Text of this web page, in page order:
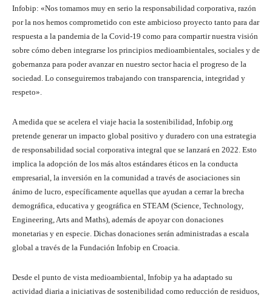
Infobip: «Nos tomamos muy en serio la responsabilidad corporativa, razón
por la nos hemos comprometido con este ambicioso proyecto tanto para dar
respuesta a la pandemia de la Covid-19 como para compartir nuestra visión
sobre cómo deben integrarse los principios medioambientales, sociales y de
gobernanza para poder avanzar en nuestro sector hacia el progreso de la
sociedad. Lo conseguiremos trabajando con transparencia, integridad y
respeto».
A medida que se acelera el viaje hacia la sostenibilidad, Infobip.org
pretende generar un impacto global positivo y duradero con una estrategia
de responsabilidad social corporativa integral que se lanzará en 2022. Esto
implica la adopción de los más altos estándares éticos en la conducta
empresarial, la inversión en la comunidad a través de asociaciones sin
ánimo de lucro, específicamente aquellas que ayudan a cerrar la brecha
demográfica, educativa y geográfica en STEAM (Science, Technology,
Engineering, Arts and Maths), además de apoyar con donaciones
monetarias y en especie. Dichas donaciones serán administradas a escala
global a través de la Fundación Infobip en Croacia.
Desde el punto de vista medioambiental, Infobip ya ha adaptado su
actividad diaria a iniciativas de sostenibilidad como reducción de residuos,